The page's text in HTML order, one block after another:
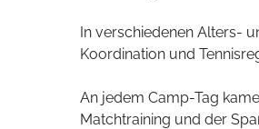
In verschiedenen Alters-
Koordination und
An jedem Camp-Tag
Matchtraining und der